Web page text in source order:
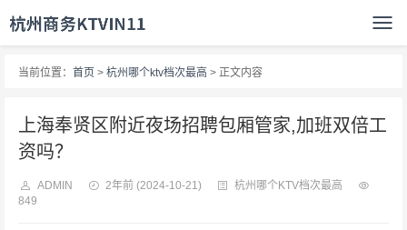
当前位置： 首页 > 杭州哪个ktv档次最高 > 正文内容
上海奉贤区附近夜场招聘包厢管家,加班双倍工
资吗？
ADMIN 2年前 (2024-10-21)
杭州哪个KTV档次最高
849